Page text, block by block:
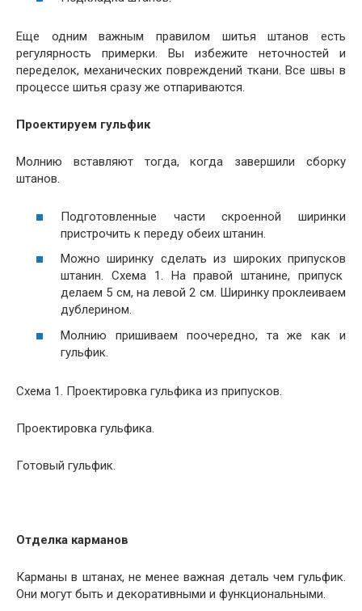
Еще одним важным правилом шитья штанов есть
регулярность примерки. Вы избежите неточностей и
переделок, механических повреждений ткани. Все швы в
процессе шитья сразу же отпариваются.
Проектируем гульфик
Молнию вставляют тогда, когда завершили сборку
штанов.
Подготовленные части скроенной ширинки
пристрочить к переду обеих штанин.
Можно ширинку сделать из широких припусков
штанин. Схема 1. На правой штанине, припуск
делаем 5 см, на левой 2 см. Ширинку проклеиваем
дублерином.
Молнию пришиваем поочередно, та же как и
гульфик.
Схема 1. Проектировка гульфика из припусков.
Проектировка гульфика.
Готовый гульфик.
Отделка карманов
Карманы в штанах, не менее важная деталь чем гульфик.
Они могут быть и декоративными и функциональными.